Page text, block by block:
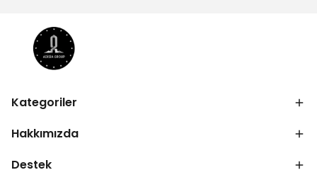
Kategoriler
Hakkımızda
Destek